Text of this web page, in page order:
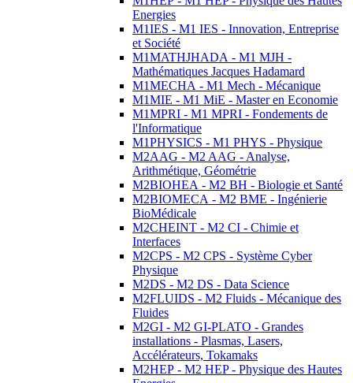
Energies
M1IES - M1 IES - Innovation, Entreprise
et Société
M1MATHJHADA - M1 MJH -
Mathématiques Jacques Hadamard
M1MECHA - M1 Mech - Mécanique
M1MIE - M1 MiE - Master en Economie
M1MPRI - M1 MPRI - Fondements de
l'Informatique
M1PHYSICS - M1 PHYS - Physique
M2AAG - M2 AAG - Analyse,
Arithmétique, Géométrie
M2BIOHEA - M2 BH - Biologie et Santé
M2BIOMECA - M2 BME - Ingénierie
BioMédicale
M2CHEINT - M2 CI - Chimie et
Interfaces
M2CPS - M2 CPS - Système Cyber
Physique
M2DS - M2 DS - Data Science
M2FLUIDS - M2 Fluids - Mécanique des
Fluides
M2GI - M2 GI-PLATO - Grandes
installations - Plasmas, Lasers,
Accélérateurs, Tokamaks
M2HEP - M2 HEP - Physique des Hautes